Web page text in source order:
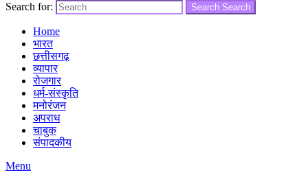
Search for: Search Search
Home
भारत
छत्तीसगढ़
व्यापार
रोजगार
धर्म-संस्कृति
मनोरंजन
अपराध
चाबुक
संपादकीय
Menu